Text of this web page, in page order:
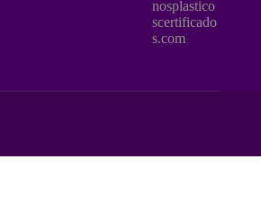
nosplastico
scertificado
s.com